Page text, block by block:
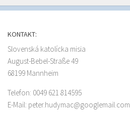
KONTAKT:
Slovenská katolícka misia
August-Bebel-Straße 49
68199 Mannheim
Telefon: 0049 621 814595
E-Mail: peter.hudymac@googlemail.com